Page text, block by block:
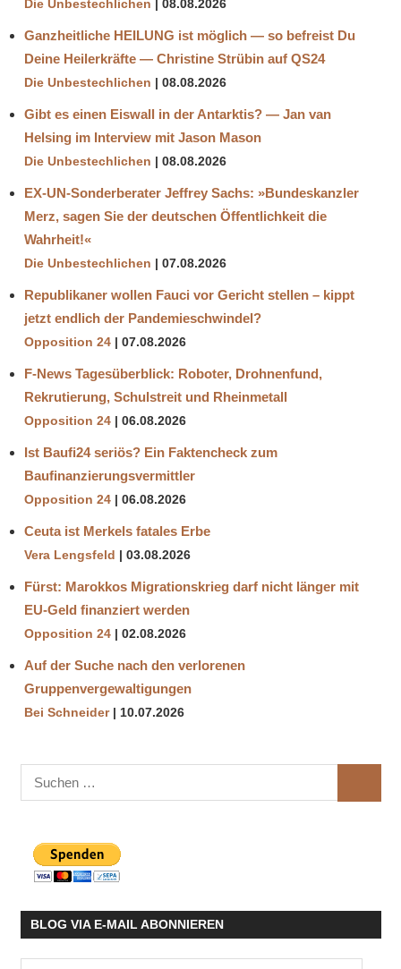
Die Unbestechlichen 08.08.2026
Ganzheitliche HEILUNG ist möglich — so befreist Du
Deine Heilerkräfte — Christine Strübin auf QS24
Die Unbestechlichen 08.08.2026
Gibt es einen Eiswall in der Antarktis? — Jan van
Helsing im Interview mit Jason Mason
Die Unbestechlichen 08.08.2026
EX-UN-Sonderberater Jeffrey Sachs: »Bundeskanzler
Merz, sagen Sie der deutschen Öffentlichkeit die
Wahrheit!«
Die Unbestechlichen 07.08.2026
Republikaner wollen Fauci vor Gericht stellen – kippt
jetzt endlich der Pandemieschwindel?
Opposition 24 07.08.2026
F-News Tagesüberblick: Roboter, Drohnenfund,
Rekrutierung, Schulstreit und Rheinmetall
Opposition 24 06.08.2026
Ist Baufi24 seriös? Ein Faktencheck zum
Baufinanzierungsvermittler
Opposition 24 06.08.2026
Ceuta ist Merkels fatales Erbe
Vera Lengsfeld 03.08.2026
Fürst: Marokkos Migrationskrieg darf nicht länger mit
EU-Geld finanziert werden
Opposition 24 02.08.2026
Auf der Suche nach den verlorenen
Gruppenvergewaltigungen
Bei Schneider 10.07.2026
Suchen
nach:
BLOG VIA E-MAIL ABONNIEREN